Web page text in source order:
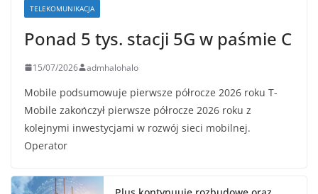
TELEKOMUNIKACJA
Ponad 5 tys. stacji 5G w paśmie C
15/07/2026 admhalohalo
Mobile podsumowuje pierwsze półrocze 2026 roku T-
Mobile zakończył pierwsze półrocze 2026 roku z
kolejnymi inwestycjami w rozwój sieci mobilnej.
Operator